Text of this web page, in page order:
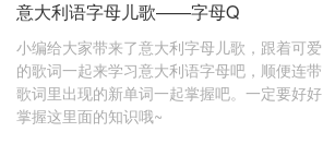
意大利语字母儿歌——字母Q
小编给大家带来了意大利字母儿歌，跟着可爱
的歌词一起来学习意大利语字母吧，顺便连带
歌词里出现的新单词一起掌握吧。一定要好好
掌握这里面的知识哦~